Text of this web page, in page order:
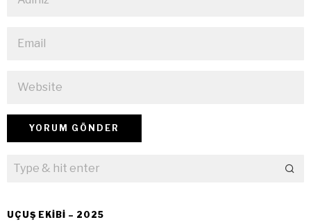
UÇUŞ EKIBI – 2025